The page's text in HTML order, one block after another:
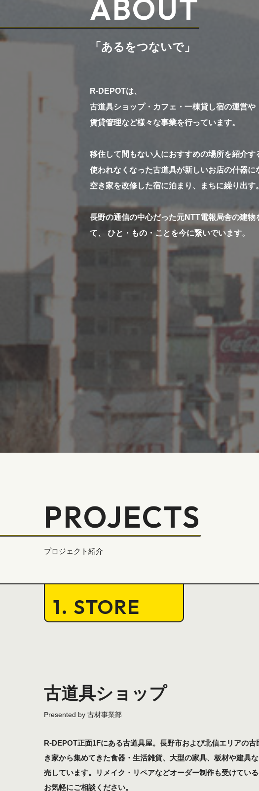
ABOUT
「あるをつないで」
R-DEPOTは、
古道具ショップ・カフェ・一棟貸し宿の運営や
賃貸管理など様々な事業を行っています。
移住して間もない人におすすめの場所を紹介す
使われなくなった古道具が新しいお店の什器に
空き家を改修した宿に泊まり、まちに繰り出す。
長野の通信の中心だった元NTT電報局舎の建物
て、 ひと・もの・ことを今に繋いでいます。
PROJECTS
プロジェクト紹介
1. STORE
古道具ショップ
R-DEPOT正面1Fにある古道具屋。長野市および北信エリアの古
き家から集めてきた食器・生活雑貨、大型の家具、板材や建具
売しています。リメイク・リペアなどオーダー制作も受けている
お気軽にご相談ください。